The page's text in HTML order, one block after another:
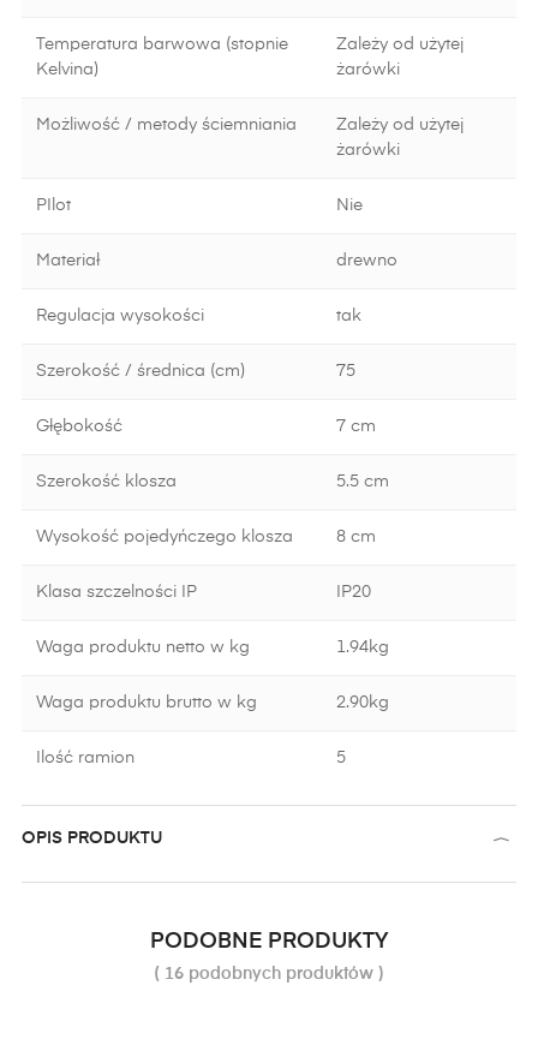
Temperatura barwowa (stopnie
Kelvina)
Zależy od użytej
żarówki
Możliwość / metody ściemniania
Zależy od użytej
żarówki
PIlot Nie
Materiał drewno
Regulacja wysokości tak
Szerokość / średnica (cm) 75
Głębokość 7 cm
Szerokość klosza 5.5 cm
Wysokość pojedyńczego klosza 8 cm
Klasa szczelności IP IP20
Waga produktu netto w kg 1.94kg
Waga produktu brutto w kg 2.90kg
Ilość ramion 5
OPIS PRODUKTU
PODOBNE PRODUKTY
( 16 podobnych produktów )